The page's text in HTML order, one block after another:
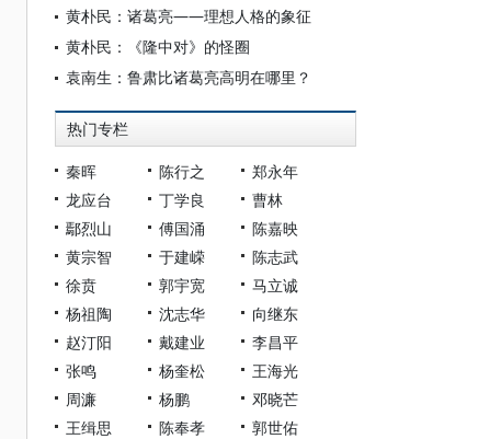
黄朴民：诸葛亮——理想人格的象征
黄朴民：《隆中对》的怪圈
袁南生：鲁肃比诸葛亮高明在哪里？
热门专栏
秦晖 陈行之
郑永年
龙应台
丁学良
曹林
鄢烈山
傅国涌
陈嘉映
黄宗智
于建嵘
陈志武
徐贲
郭宇宽
马立诚
杨祖陶
沈志华
向继东
赵汀阳
戴建业
李昌平
张鸣
杨奎松
王海光
周濂
杨鹏
邓晓芒
王缉思
陈奉孝
郭世佑